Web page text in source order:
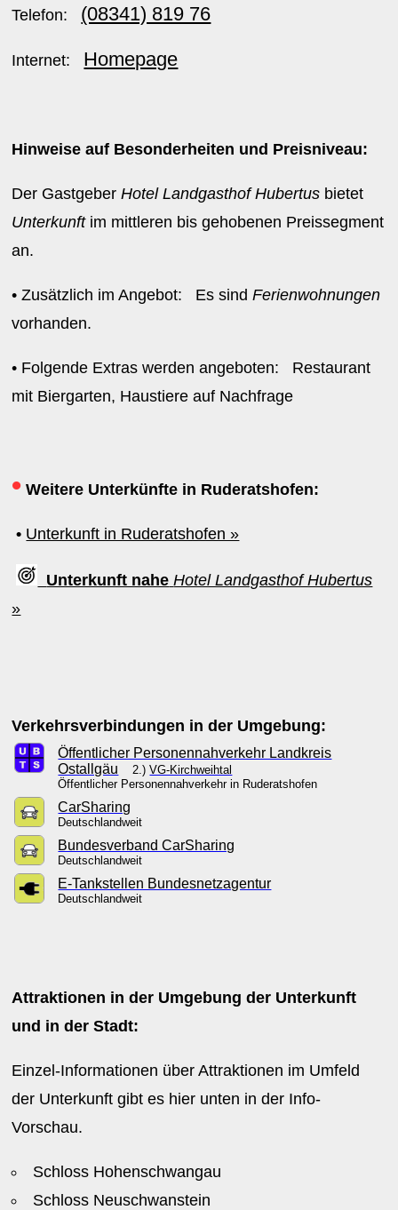
Telefon: (08341) 819 76
Internet: Homepage
Hinweise auf Besonderheiten und Preisniveau:
Der GastgeberHotel Landgasthof Hubertus bietet
Unterkunftim mittleren bis gehobenen Preissegment
an.
• Zusätzlich im Angebot: Es sindFerienwohnungen
vorhanden.
• Folgende Extras werden angeboten: Restaurant
mit Biergarten, Haustiere auf Nachfrage
• Weitere Unterkünfte in Ruderatshofen:
• Unterkunft in Ruderatshofen »
Unterkunft nahe Hotel Landgasthof Hubertus
»
Verkehrsverbindungen in der Umgebung:
Öffentlicher Personennahverkehr Landkreis
Ostallgäu
2.)VG-Kirchweihtal
Öffentlicher Personennahverkehr in Ruderatshofen
CarSharing
Deutschlandweit
Bundesverband CarSharing
Deutschlandweit
E-Tankstellen Bundesnetzagentur
Deutschlandweit
Attraktionen in der Umgebung der Unterkunft
und in der Stadt:
Einzel-Informationen über Attraktionen im Umfeld
der Unterkunft gibt es hier unten in der Info-
Vorschau.
Schloss Hohenschwangau
Schloss Neuschwanstein